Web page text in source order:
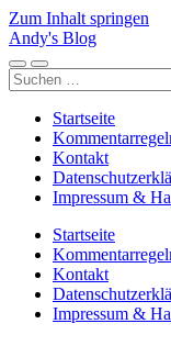
Zum Inhalt springen
Andy's Blog
Mobile-
Menü
Suchfeld
ein-/ausblenden
Suchen
nach:
Startseite
Kontakt
Impressum &
Startseite
Kontakt
Impressum &